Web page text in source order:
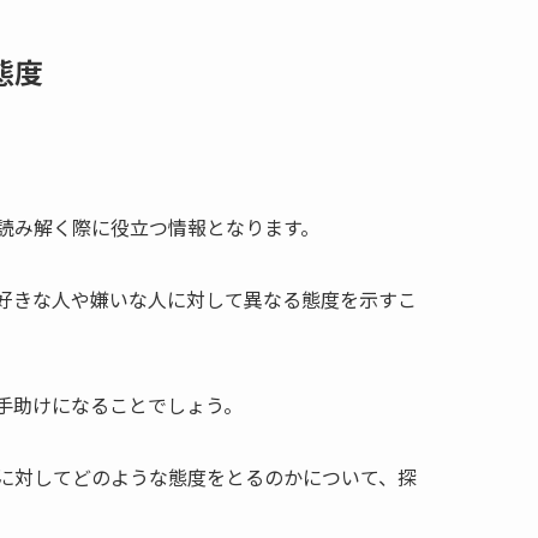
度
解く際に役立つ情報となります。
な人や嫌いな人に対して異なる態度を示すこ
けになることでしょう。
してどのような態度をとるのかについて、探